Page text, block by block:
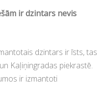
ir dzintars nevis
dzintars ir īsts, tas
Kaļiņingradas piekrastē.
ir izmantoti